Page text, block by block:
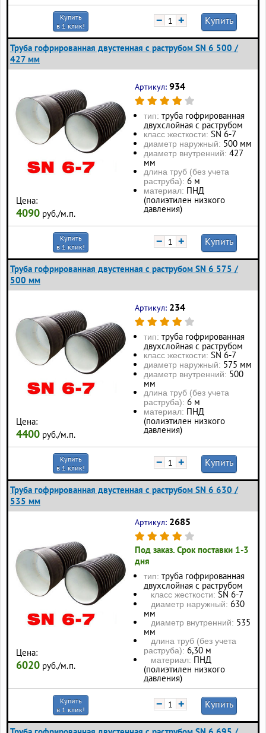
Купить
в 1 клик!
− + Купить
Труба гофрированная двустенная с раструбом SN 6 500 /
427 мм
Цена:
4090 руб./м.п.
Артикул: 934
тип: труба гофрированная
двухслойная с раструбом
класс жесткости: SN 6-7
диаметр наружный: 500 мм
диаметр внутренний: 427
мм
длина труб (без учета
раструба): 6 м
материал: ПНД
(полиэтилен низкого
давления)
Купить
в 1 клик!
− + Купить
Труба гофрированная двустенная с раструбом SN 6 575 /
500 мм
Цена:
4400 руб./м.п.
Артикул: 234
тип: труба гофрированная
двухслойная с раструбом
класс жесткости: SN 6-7
диаметр наружный: 575 мм
диаметр внутренний: 500
мм
длина труб (без учета
раструба): 6 м
материал: ПНД
(полиэтилен низкого
давления)
Купить
в 1 клик!
− + Купить
Труба гофрированная двустенная с раструбом SN 6 630 /
535 мм
Цена:
6020 руб./м.п.
Артикул: 2685
Под заказ. Срок поставки 1-3
дня
тип: труба гофрированная
двухслойная с раструбом
класс жесткости: SN 6-7
диаметр наружный: 630
мм
диаметр внутренний: 535
мм
длина труб (без учета
раструба): 6,30 м
материал: ПНД
(полиэтилен низкого
давления)
Купить
в 1 клик!
− + Купить